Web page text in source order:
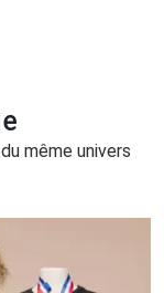
même univers